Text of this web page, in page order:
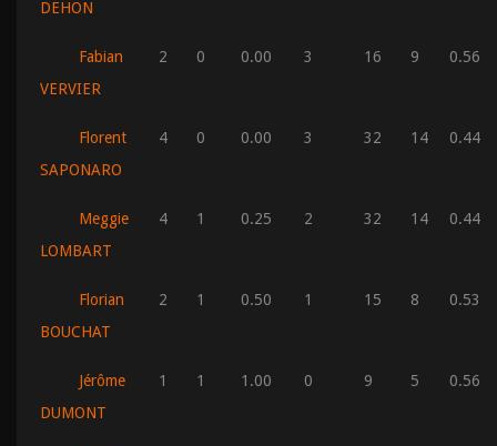
DEHON
Fabian
VERVIER
2 0 0.00 3 16 9 0.56
Florent
SAPONARO
4 0 0.00 3 32 14 0.44
Meggie
LOMBART
4 1 0.25 2 32 14 0.44
Florian
BOUCHAT
2 1 0.50 1 15 8 0.53
Jérôme
DUMONT
1 1 1.00 0 9 5 0.56